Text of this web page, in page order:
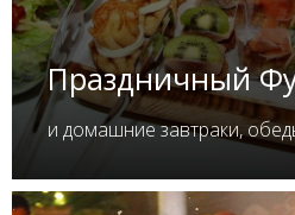
Праздничный
и домашние завтраки,